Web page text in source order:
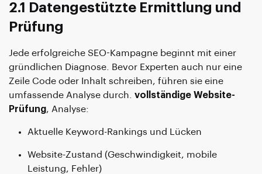
2.1 Datengestützte Ermittlung und
Prüfung
Jede erfolgreiche SEO-Kampagne beginnt mit einer
gründlichen Diagnose. Bevor Experten auch nur eine
Zeile Code oder Inhalt schreiben, führen sie eine
umfassende Analyse durch. vollständige Website-
Prüfung, Analyse:
Aktuelle Keyword-Rankings und Lücken
Website-Zustand (Geschwindigkeit, mobile
Leistung, Fehler)